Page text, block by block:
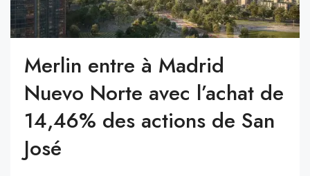
Merlin entre à Madrid
Nuevo Norte avec l’achat de
14,46% des actions de San
José